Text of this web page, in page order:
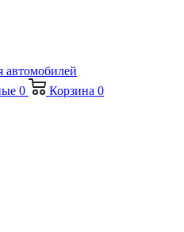
0 Корзина 0